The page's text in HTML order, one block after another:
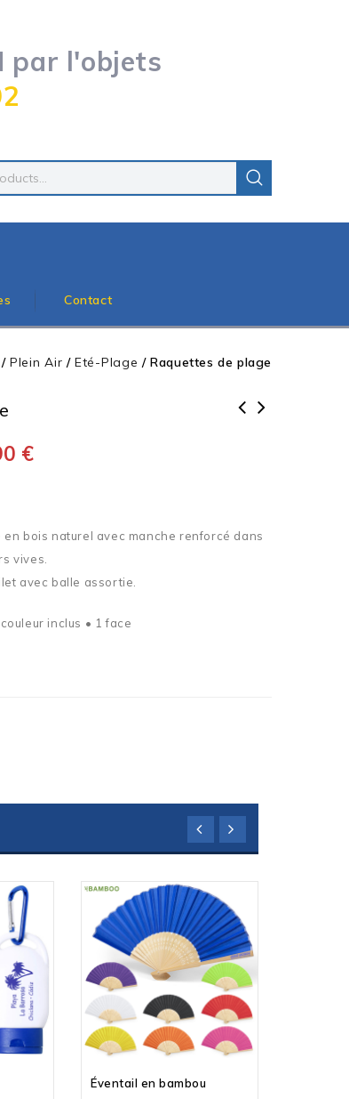
par l'objets
Contact
/ Plein Air /Eté-Plage /Raquettes de plage
€
bois naturel avec manche renforcé dans
vives.
avec balle assortie.
inclus • 1 face
Éventail en bambou